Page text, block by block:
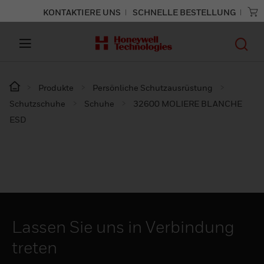
KONTAKTIERE UNS SCHNELLE BESTELLUNG
Produkte
Persönliche Schutzausrüstung
Schutzschuhe
Schuhe
32600 MOLIERE BLANCHE
ESD
Lassen Sie uns in Verbindung
treten